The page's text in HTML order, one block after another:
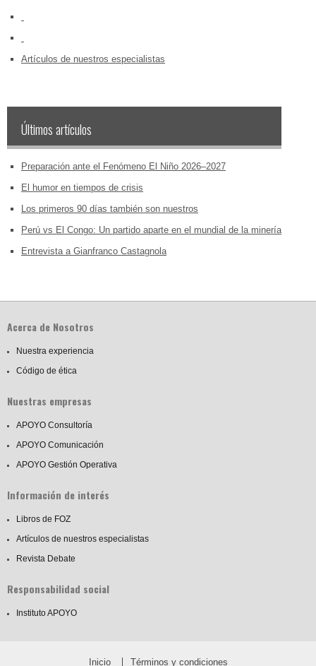
Artículos de nuestros especialistas
Últimos artículos
Preparación ante el Fenómeno El Niño 2026–2027
El humor en tiempos de crisis
Los primeros 90 días también son nuestros
Perú vs El Congo: Un partido aparte en el mundial de la minería
Entrevista a Gianfranco Castagnola
Acerca de Nosotros
Nuestra experiencia
Código de ética
Nuestras empresas
APOYO Consultoría
APOYO Comunicación
APOYO Gestión Operativa
Información de interés
Libros de FOZ
Artículos de nuestros especialistas
Revista Debate
Responsabilidad social
Instituto APOYO
Inicio Términos y condiciones